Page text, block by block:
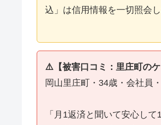
込」は信用情報を一切照会
⚠️【被害口コミ：里庄町のケ
岡山里庄町・34歳・会社員
「月1返済と聞いて安心し